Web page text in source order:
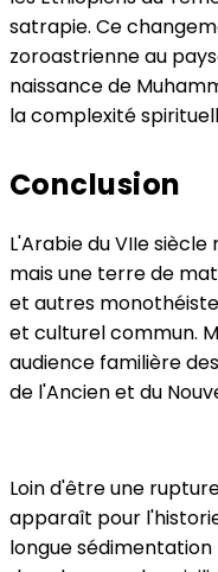
satrapie. Ce
zoroastrienne au
naissance de
la complexité
Conclusion
L'Arabie du VIIe
mais une terre de
et autres
et culturel commun.
audience familière
de l'Ancien et du
Loin d'être une
apparaît pour
longue